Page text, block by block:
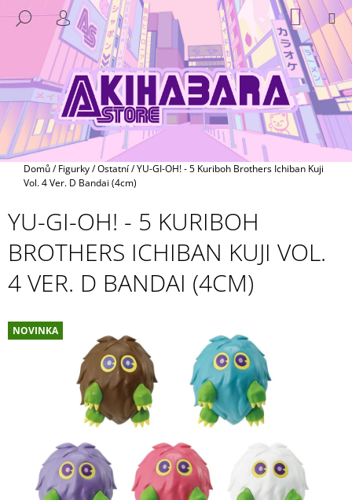
na
HLEDAT
PŘIHLÁŠENÍ KOŠÍK
Domů/ Figurky/Ostatní/YU-GI-OH! - 5 Kuriboh Brothers Ichiban Kuji
Vol. 4 Ver. D Bandai (4cm)
YU-GI-OH! - 5 KURIBOH
BROTHERS ICHIBAN KUJI VOL.
4 VER. D BANDAI (4CM)
NOVINKA
K
K
ZPĚT
ZPĚT
C
O
P
O
T
Ř
E
B
U
J
E
E